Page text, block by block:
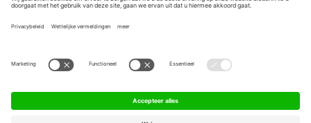
Contact
FAQ
Werken bij ons
Algemene Voorwaarden